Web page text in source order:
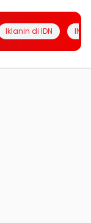
Iklanin di IDN